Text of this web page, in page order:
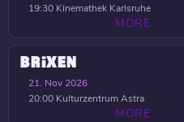
19:30 Kinemathek Karlsruhe
MORE
BRIXEN
21. Nov 2026
20:00 Kulturzentrum Astra
MORE